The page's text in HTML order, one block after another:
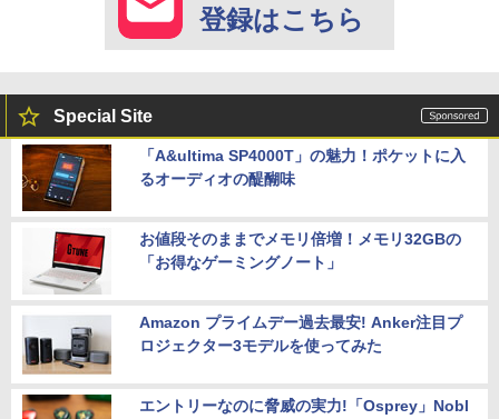
登録はこちら
Special Site
「A&ultima SP4000T」の魅力！ポケットに入
るオーディオの醍醐味
お値段そのままでメモリ倍増！メモリ32GBの
「お得なゲーミングノート」
Amazon プライムデー過去最安! Anker注目プ
ロジェクター3モデルを使ってみた
エントリーなのに脅威の実力!「Osprey」Nobl